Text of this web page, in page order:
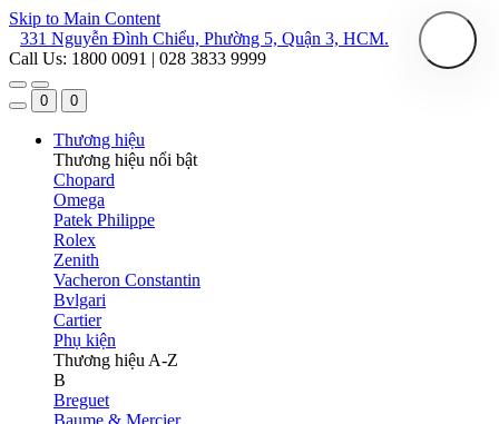
Skip to Main Content
331 Nguyễn Đình Chiểu, Phường 5, Quận 3, HCM.
Call Us: 1800 0091 | 028 3833 9999
0 0
Thương hiệu
Thương hiệu nổi bật
Chopard
Omega
Patek Philippe
Rolex
Zenith
Vacheron Constantin
Bvlgari
Cartier
Phụ kiện
Thương hiệu A-Z
B
Breguet
Baume & Mercier